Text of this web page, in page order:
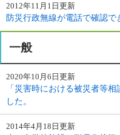
2012年11月1日更新
防災行政無線が電話で確認で
一般
2020年10月6日更新
「災害時における被災者等
した。
2014年4月18日更新